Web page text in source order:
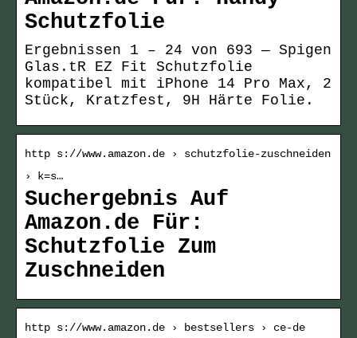
Schutzfolie
Ergebnissen 1 – 24 von 693 — Spigen
Glas.tR EZ Fit Schutzfolie
kompatibel mit iPhone 14 Pro Max, 2
Stück, Kratzfest, 9H Härte Folie.
http s://www.amazon.de › schutzfolie-zuschneiden
› k=s…
Suchergebnis Auf
Amazon.de Für:
Schutzfolie Zum
Zuschneiden
http s://www.amazon.de › bestsellers › ce-de